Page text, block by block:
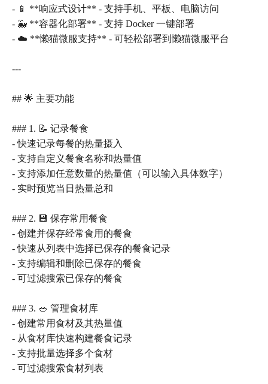
- 📱 **响应式设计** - 支持手机、平板、电脑访问
- 🐳 **容器化部署** - 支持 Docker 一键部署
- ☁️ **懒猫微服支持** - 可轻松部署到懒猫微服平台
---
## 🌟 主要功能
### 1. 📝 记录餐食
- 快速记录每餐的热量摄入
- 支持自定义餐食名称和热量值
- 支持添加任意数量的热量值（可以输入具体数字）
- 实时预览当日热量总和
### 2. 💾 保存常用餐食
- 创建并保存经常食用的餐食
- 快速从列表中选择已保存的餐食记录
- 支持编辑和删除已保存的餐食
- 可过滤搜索已保存的餐食
### 3. 🥗 管理食材库
- 创建常用食材及其热量值
- 从食材库快速构建餐食记录
- 支持批量选择多个食材
- 可过滤搜索食材列表